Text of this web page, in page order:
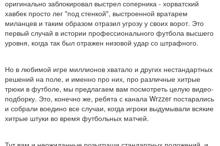
оригинально заблокировал выстрел соперника - хорватский
хавбек просто лег "под стенкой", выстроенной вратарем
миланцев и таким образом отразил угрозу у своих ворот. Это
первый случай в истории профессионального футбола высшего
уровня, когда так был отражен низовой удар со штрафного.
Но в любимой игре миллионов хватало и других нестандартных
решений на поле, и именно про них, про различные хитрые
трюки в футболе, мы предлагаем вам посмотреть целую видео-
подборку. Это, конечно же, ребята с канала Wrzzer постарались
и собрали воедино все случаи, когда игроки выдумывали всякие
хитрые штуки во время футбольных матчей.